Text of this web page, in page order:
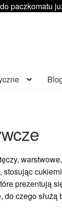
paczkomatu
prezentują
do czego